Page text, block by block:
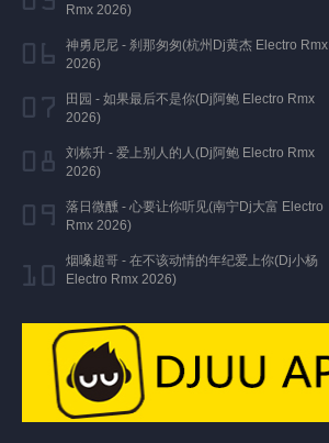
Rmx 2026)
神勇尼尼 - 刹那匆匆(杭州Dj黄杰 Electro Rmx
2026)
田园 - 如果最后不是你(Dj阿鲍 Electro Rmx
2026)
刘栋升 - 爱上别人的人(Dj阿鲍 Electro Rmx
2026)
落日微醺 - 心要让你听见(南宁Dj大富 Electro
Rmx 2026)
烟嗓超哥 - 在不该动情的年纪爱上你(Dj小杨
Electro Rmx 2026)